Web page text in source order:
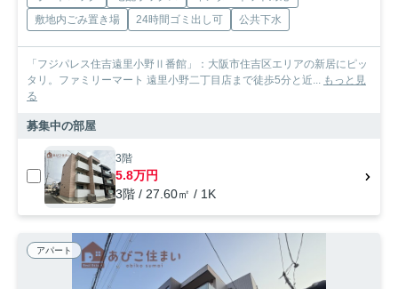
敷地内ごみ置き場
24時間ゴミ出し可 公共下水
「フジパレス住吉遠里小野Ⅱ番館」：大阪市住吉区エリアの新居にピッ
タリ。ファミリーマート 遠里小野二丁目店まで徒歩5分と近... もっと見
る
募集中の部屋
3階
5.8万円
3階 / 27.60㎡ / 1K
アパート